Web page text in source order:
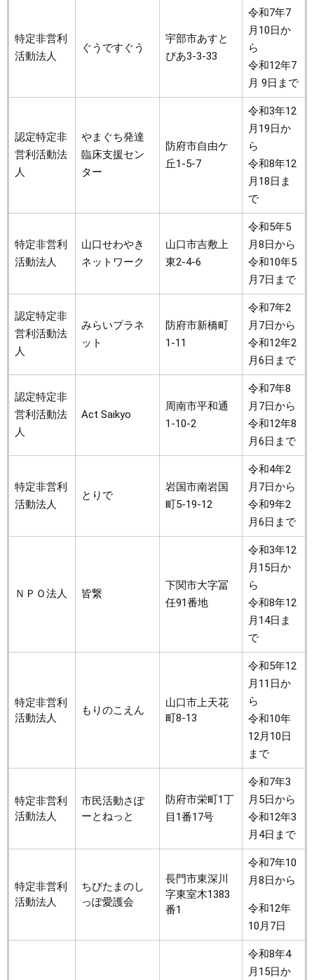
特定非営利
活動法人
ぐうですぐう
宇部市あすと
ぴあ3-3-33
令和7年7
月10日か
ら
令和12年7
月 9日まで
認定特定非
営利活動法
人
やまぐち発達
臨床支援セン
ター
防府市自由ケ
丘1-5-7
令和3年12
月19日か
ら
令和8年12
月18日ま
で
特定非営利
活動法人
山口せわやき
ネットワーク
山口市吉敷上
東2-4-6
令和5年5
月8日から
令和10年5
月7日まで
認定特定非
営利活動法
人
みらいプラネ
ット
防府市新橋町
1-11
令和7年2
月7日から
令和12年2
月6日まで
認定特定非
営利活動法
人
Act Saikyo
周南市平和通
1-10-2
令和7年8
月7日から
令和12年8
月6日まで
特定非営利
活動法人
とりで
岩国市南岩国
町5-19-12
令和4年2
月7日から
令和9年2
月6日まで
ＮＰＯ法人 皆繋
下関市大字冨
任91番地
令和3年12
月15日か
ら
令和8年12
月14日ま
で
特定非営利
活動法人
もりのこえん
山口市上天花
町8-13
令和5年12
月11日か
ら
令和10年
12月10日
まで
特定非営利
活動法人
市民活動さぽ
ーとねっと
防府市栄町1丁
目1番17号
令和7年3
月5日から
令和12年3
月4日まで
特定非営利
活動法人
ちびたまのし
っぽ愛護会
長門市東深川
字東室木1383
番1
令和7年10
月8日から
令和12年
10月7日
令和8年4
月15日か